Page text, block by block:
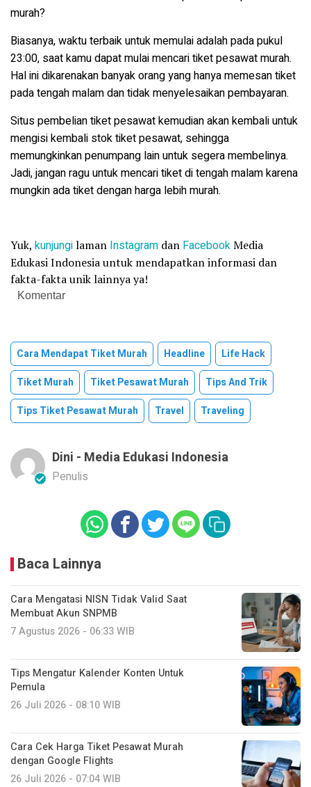
murah?
Biasanya, waktu terbaik untuk memulai adalah pada pukul
23:00, saat kamu dapat mulai mencari tiket pesawat murah.
Hal ini dikarenakan banyak orang yang hanya memesan tiket
pada tengah malam dan tidak menyelesaikan pembayaran.
Situs pembelian tiket pesawat kemudian akan kembali untuk
mengisi kembali stok tiket pesawat, sehingga
memungkinkan penumpang lain untuk segera membelinya.
Jadi, jangan ragu untuk mencari tiket di tengah malam karena
mungkin ada tiket dengan harga lebih murah.
Yuk, kunjungilaman Instagram dan FacebookMedia
Edukasi Indonesia untuk mendapatkan informasi dan
fakta-fakta unik lainnya ya!
Komentar
Cara Mendapat Tiket Murah Headline
Life Hack
Tiket Murah
Tiket Pesawat Murah
Tips And Trik
Tips Tiket Pesawat Murah
Travel Traveling
Dini - Media Edukasi Indonesia
Penulis
Baca Lainnya
Cara Mengatasi NISN Tidak Valid Saat
Membuat Akun SNPMB
7 Agustus 2026 - 06:33 WIB
Tips Mengatur Kalender Konten Untuk
Pemula
26 Juli 2026 - 08:10 WIB
Cara Cek Harga Tiket Pesawat Murah
dengan Google Flights
26 Juli 2026 - 07:04 WIB